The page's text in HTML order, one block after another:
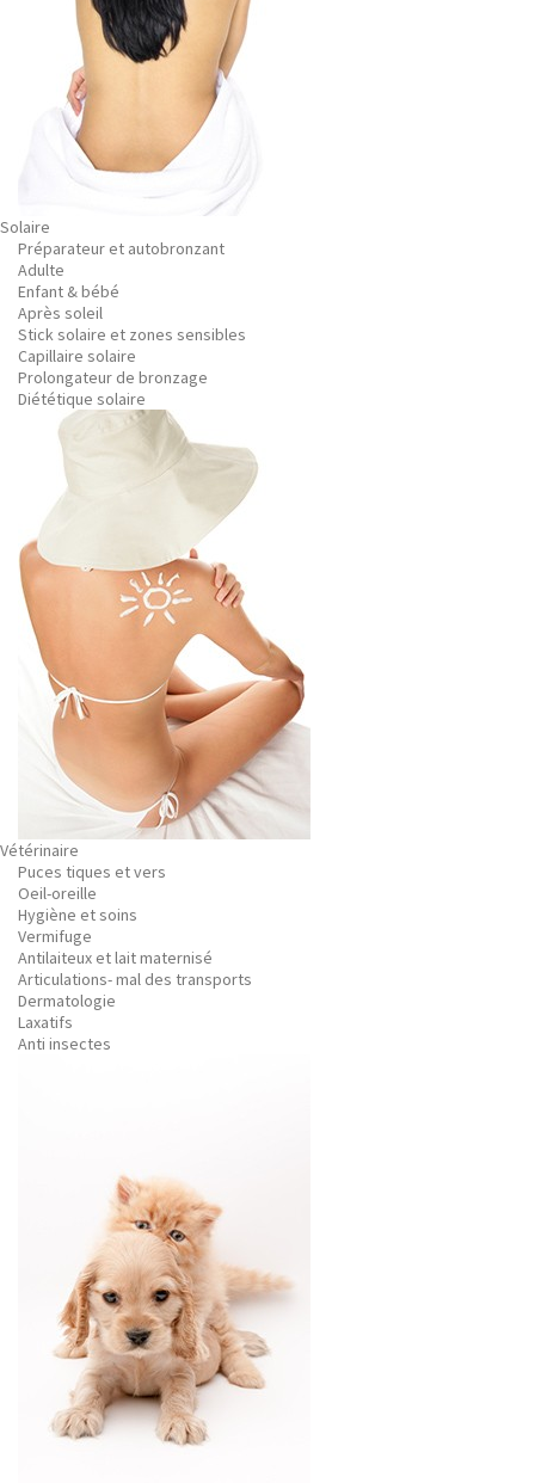
Solaire
Préparateur et autobronzant
Adulte
Enfant & bébé
Après soleil
Stick solaire et zones sensibles
Capillaire solaire
Prolongateur de bronzage
Diététique solaire
Vétérinaire
Puces tiques et vers
Oeil-oreille
Hygiène et soins
Vermifuge
Antilaiteux et lait maternisé
Articulations- mal des transports
Dermatologie
Laxatifs
Anti insectes